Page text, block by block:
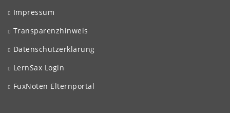
Impressum
Transparenzhinweis
Datenschutzerklärung
LernSax Login
FuxNoten Elternportal